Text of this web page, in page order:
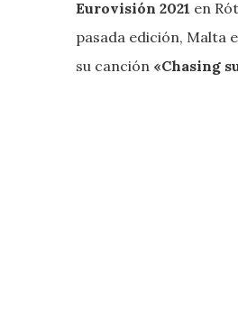
Eurovisión 2021 en
pasada edición, Malta
su canción «Chasing